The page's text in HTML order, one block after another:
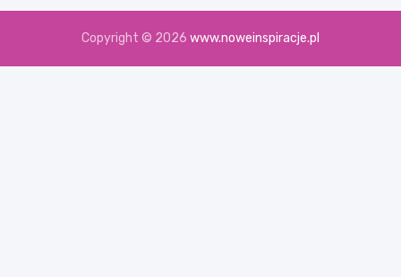
Copyright © 2026 www.noweinspiracje.pl